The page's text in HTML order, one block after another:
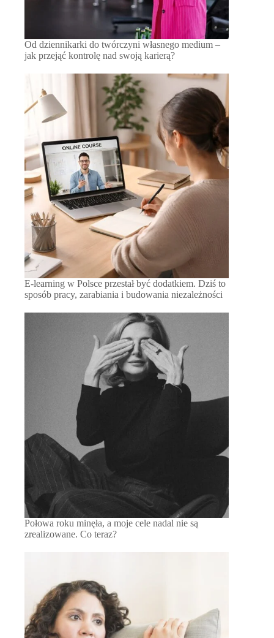
Od dziennikarki do twórczyni własnego medium –
jak przejąć kontrolę nad swoją karierą?
E-learning w Polsce przestał być dodatkiem. Dziś to
sposób pracy, zarabiania i budowania niezależności
Połowa roku minęła, a moje cele nadal nie są
zrealizowane. Co teraz?